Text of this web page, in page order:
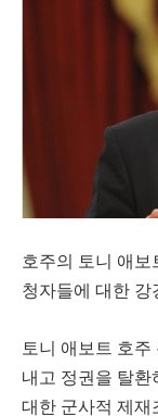
호주의 토니 애보
청자들에 대한
토니 애보트 호
내고 정권을 탈환
대한 군사적 제재